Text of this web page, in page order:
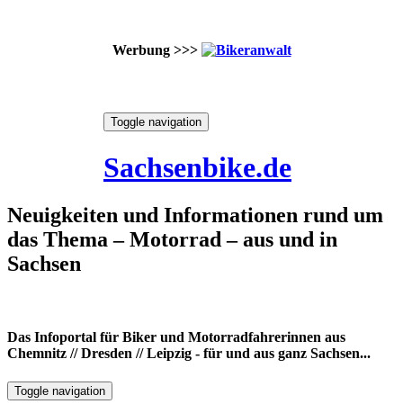
Werbung >>>
Toggle navigation
Sachsenbike.de
Neuigkeiten und Informationen rund um
das Thema – Motorrad – aus und in
Sachsen
Das Infoportal für Biker und Motorradfahrerinnen aus
Chemnitz // Dresden // Leipzig - für und aus ganz Sachsen...
Toggle navigation